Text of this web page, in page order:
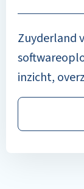
Zuyderland
inzicht,